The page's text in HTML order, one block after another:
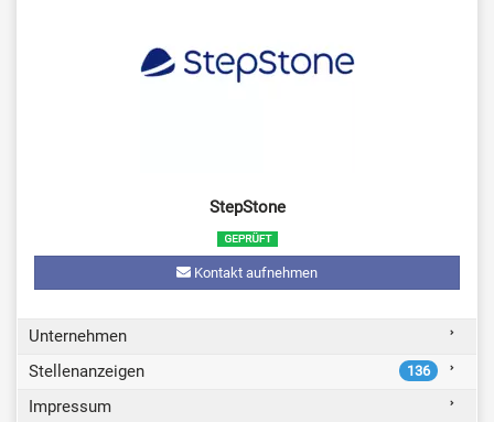
StepStone
Kontakt aufnehmen
Unternehmen
Stellenanzeigen
136
Impressum